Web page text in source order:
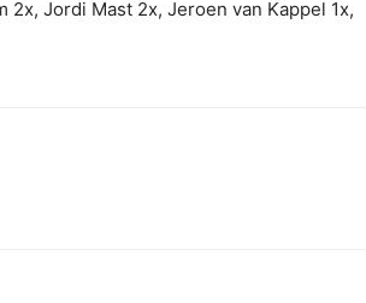
Jordi Mast 2x, Jeroen van Kappel 1x,